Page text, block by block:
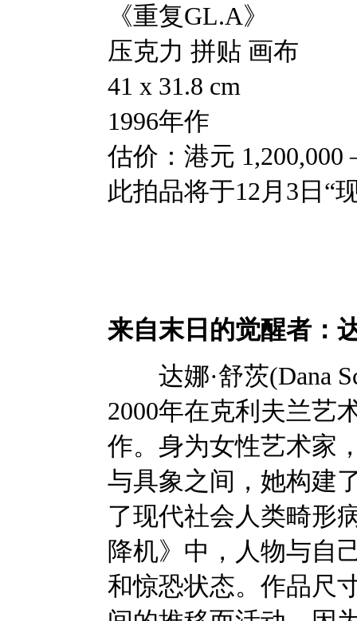
《重复GL.A》
压克力 拼贴 画布
41 x 31.8 cm
1996年作
估价：港元 1,200,000
此拍品将于12月3日“
来自末日的觉醒者：
达娜·舒茨(Dana
2000年在克利夫兰艺
作。身为女性艺术家
与具象之间，她构建
了现代社会人类畸形
降机》中，人物与自
和惊恐状态。作品尺